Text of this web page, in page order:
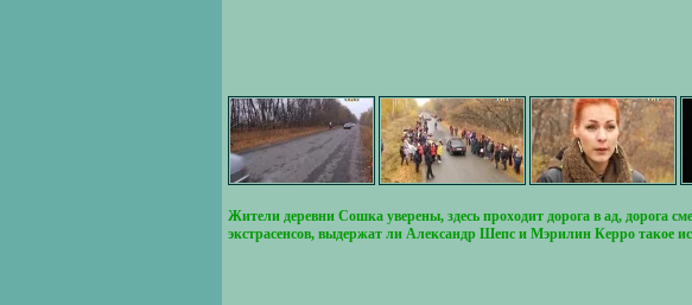
Жители деревни Сошка уверены, здесь проходит дорога в ад, дорога
экстрасенсов, выдержат ли Александр Шепс и Мэрилин Керро такое